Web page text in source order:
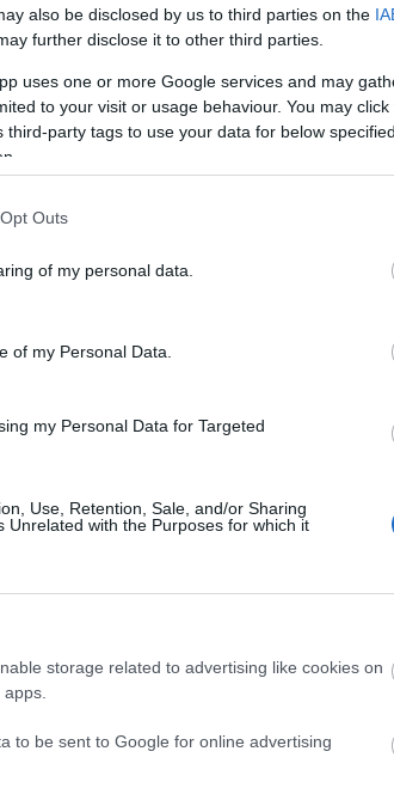
also be disclosed by us to third parties on the
further disclose it to other third parties.
uses one or more Google services and may
to your visit or usage behaviour. You may
third-party tags to use your data for below
Outs
of my personal data.
of my Personal Data.
my Personal Data for Targeted
Use, Retention, Sale, and/or Sharing
Unrelated with the Purposes for which it
storage related to advertising like cookies on
to be sent to Google for online advertising
a